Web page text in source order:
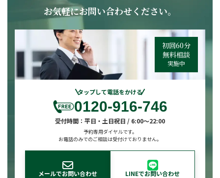
お気軽にお問い合わせください。
初回60分
無料相談
実施中
タップして電話をかける
0120-916-746
受付時間： 平日・土日祝日 / 6:00～22:00
予約専用ダイヤルです。
お電話のみでのご相談は受付けておりません。
メールでお問い合わせ LINEでお問い合わせ